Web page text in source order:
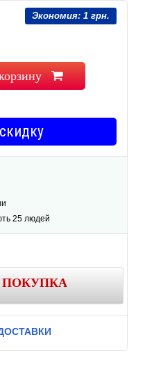
Экономия: 1 грн.
25 людей